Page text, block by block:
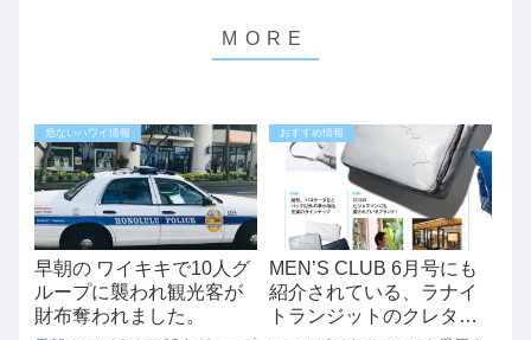
危ないハワイ情報
早朝の ワイキキで10人グ
ループに襲われ観光客が
財布奪われました。
おすすめ情報
MEN’S CLUB 6月号にも
紹介されている、ラナイ
トランジットのクレタ・